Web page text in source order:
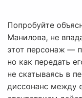
Попробуйте
Манилова, не
этот персонаж —
но как передать
не скатываясь в
диссонанс между